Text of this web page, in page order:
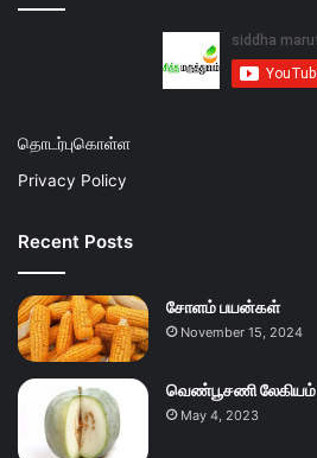
தொடர்புகொள்ள
Privacy Policy
Recent Posts
சோளம் பயன்கள்
November 15, 2024
வெண்பூசணி லேகியம்
May 4, 2023